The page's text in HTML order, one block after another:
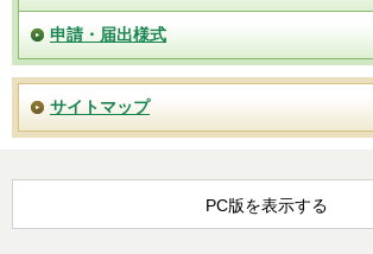
申請・届出様式
サイトマップ
PC版を表示する